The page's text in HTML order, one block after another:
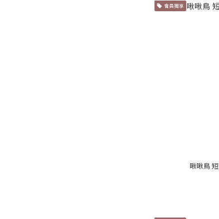
會員獨享
啾啾鳥